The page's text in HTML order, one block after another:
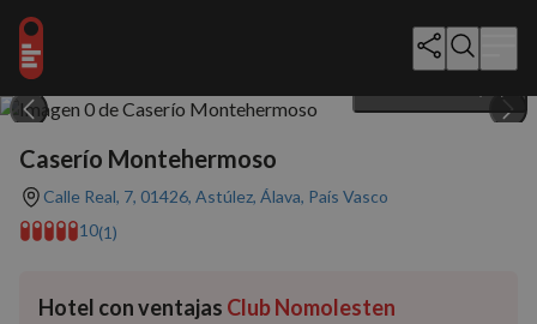
Caserío Montehermoso
Calle Real, 7, 01426, Astúlez, Álava, País Vasco
10(1)
Hotel con ventajas Club Nomolesten